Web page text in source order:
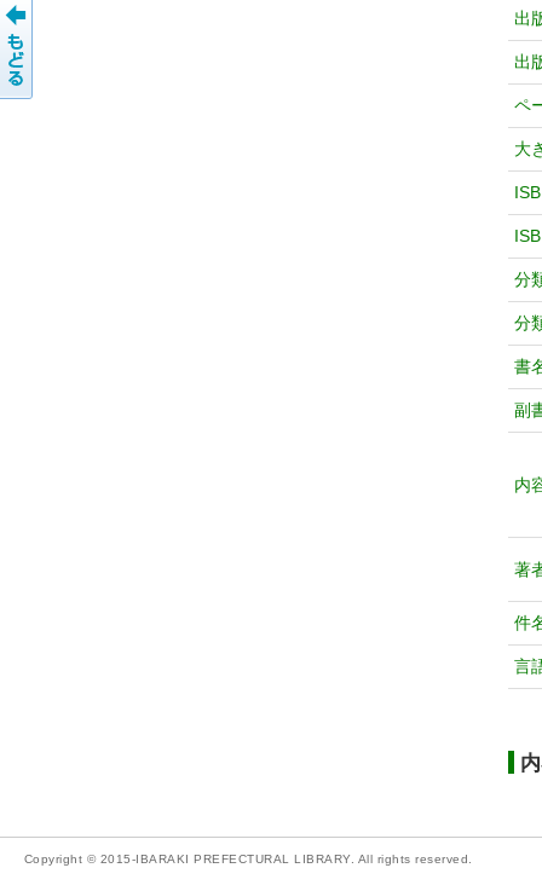
出
出
ペ
大
分
分
書
副
内
著
件
言
Copyright © 2015-IBARAKI PREFECTURAL LIBRARY. All rights reserved.